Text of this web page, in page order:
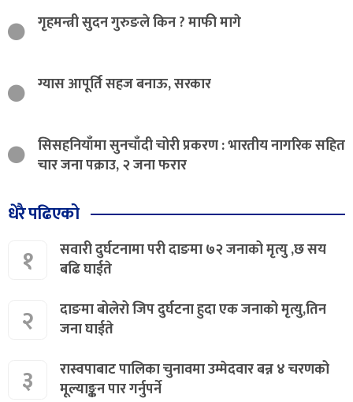
गृहमन्त्री सुदन गुरुङले किन ? माफी मागे
ग्यास आपूर्ति सहज बनाऊ, सरकार
सिसहनियाँमा सुनचाँदी चोरी प्रकरण : भारतीय नागरिक सहित
चार जना पक्राउ, २ जना फरार
धेरै पढिएको
१
सवारी दुर्घटनामा परी दाङमा ७२ जनाको मृत्यु ,छ सय
बढि घाईते
२
दाङमा बोलेरो जिप दुर्घटना हुदा एक जनाको मृत्यु,तिन
जना घाईते
३
रास्वपाबाट पालिका चुनावमा उम्मेदवार बन्न ४ चरणको
मूल्याङ्कन पार गर्नुपर्ने